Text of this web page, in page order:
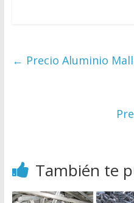
← Precio Aluminio
También te